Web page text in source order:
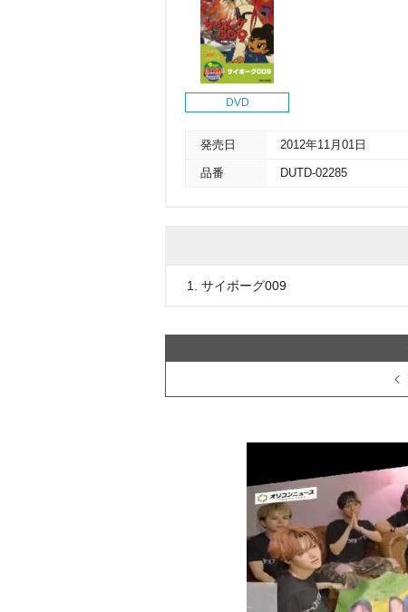
DVD
発売日 2012年11月01日
品番 DUTD-02285
1. サイボーグ009